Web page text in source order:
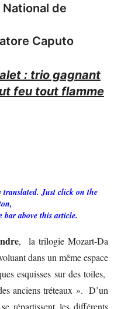
de
Caputo
: trio gagnant
feu tout flamme
translated. Just click on the
above this article.
, la trilogie Mozart-Da
dans un même espace
esquisses sur des toiles,
anciens tréteaux ». D’un
répartissent les différents